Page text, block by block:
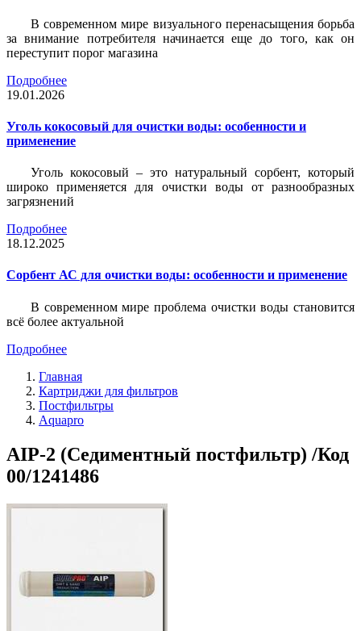
В современном мире визуального перенасыщения борьба
за внимание потребителя начинается еще до того, как он
переступит порог магазина
Подробнее
19.01.2026
Уголь кокосовый для очистки воды: особенности и
применение
Уголь кокосовый – это натуральный сорбент, который
широко применяется для очистки воды от разнообразных
загрязнений
Подробнее
18.12.2025
Сорбент АС для очистки воды: особенности и применение
В современном мире проблема очистки воды становится
всё более актуальной
Подробнее
Главная
Картриджи для фильтров
Постфильтры
Aquapro
AIP-2 (Седиментный постфильтр) /Код
00/1241486